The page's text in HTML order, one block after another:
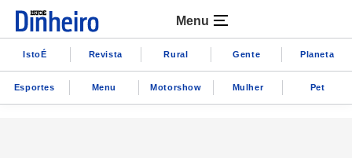
Menu
IstoÉ Revista Rural Gente Planeta
Esportes Menu Motorshow Mulher Pet